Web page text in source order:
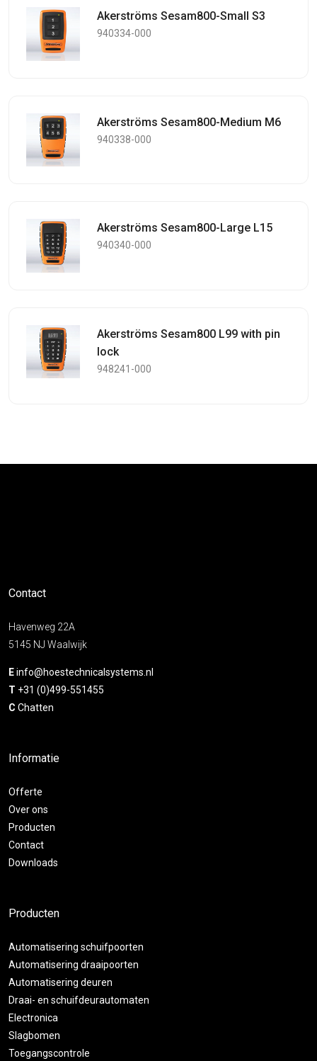
Akerströms Sesam800-Small S3
940334-000
Akerströms Sesam800-Medium M6
940338-000
Akerströms Sesam800-Large L15
940340-000
Akerströms Sesam800 L99 with pin
lock
948241-000
Contact
Havenweg 22A
5145 NJ Waalwijk
Einfo@hoestechnicalsystems.nl
T +31 (0)499-551455
C Chatten
Informatie
Offerte
Over ons
Producten
Contact
Downloads
Producten
Automatisering schuifpoorten
Automatisering draaipoorten
Automatisering deuren
Draai- en schuifdeurautomaten
Electronica
Slagbomen
Toegangscontrole